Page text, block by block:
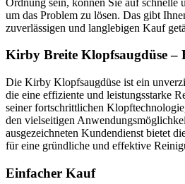
um das Problem zu lösen. Das gibt
zuverlässigen und langlebigen Kauf
Kirby Breite Klopfsaugdüse –
Die Kirby Klopfsaugdüse ist ein
die eine effiziente und leistungsstarke
seiner fortschrittlichen
den vielseitigen
ausgezeichneten Kundendienst bietet
für eine gründliche und effektive
Einfacher Kauf